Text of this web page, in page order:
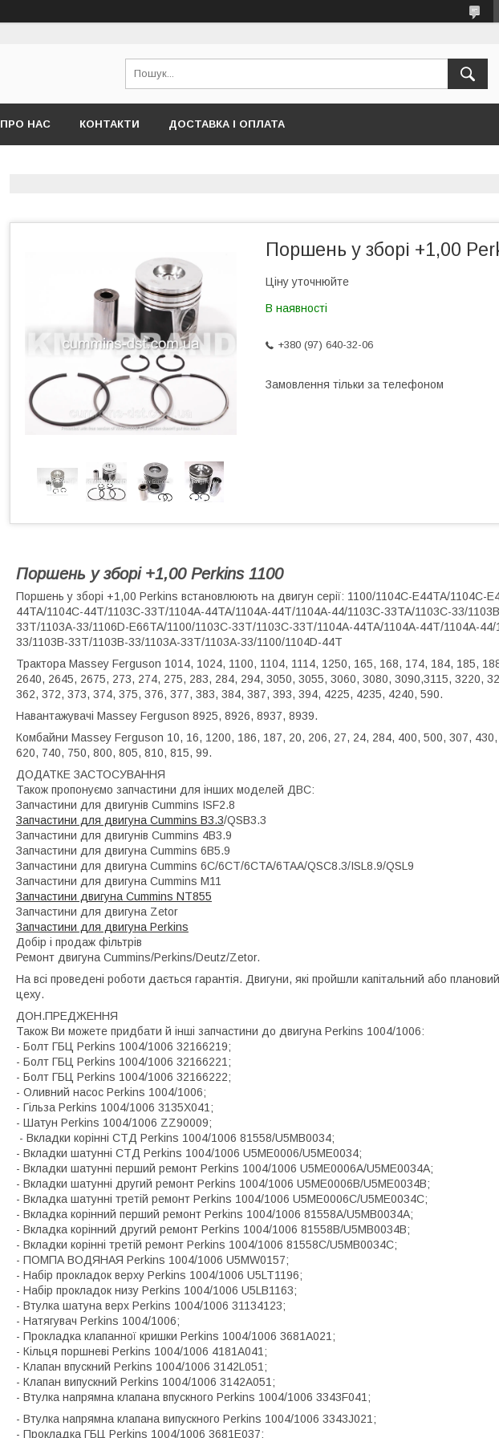
ПРО НАС КОНТАКТИ ДОСТАВКА І ОПЛАТА
Поршень у зборі +1,00
Ціну уточнюйте
В наявності
+380 (97) 640-32-06
Замовлення тільки за телефоном
Поршень у зборі +1,00 Perkins 1100
Поршень у зборі +1,00 Perkins встановлюють на двигун серії: 1100/1104C-E44TA/1104C-
44TA/1104C-44T/1103C-33T/1104A-44TA/1104A-44T/1104A-44/1103C-33TA/1103C-33/
33T/1103A-33/1106D-E66TA/1100/1103C-33T/1103C-33T/1104A-44TA/1104A-44T/1104A-44/
33/1103B-33T/1103B-33/1103A-33T/1103A-33/1100/1104D-44T
Трактора Massey Ferguson 1014, 1024, 1100, 1104, 1114, 1250, 165, 168, 174, 184, 185,
2640, 2645, 2675, 273, 274, 275, 283, 284, 294, 3050, 3055, 3060, 3080, 3090,3115, 3220,
362, 372, 373, 374, 375, 376, 377, 383, 384, 387, 393, 394, 4225, 4235, 4240, 590.
Навантажувачі Massey Ferguson 8925, 8926, 8937, 8939.
Комбайни Massey Ferguson 10, 16, 1200, 186, 187, 20, 206, 27, 24, 284, 400, 500, 307,
620, 740, 750, 800, 805, 810, 815, 99.
ДОДАТКЕ ЗАСТОСУВАННЯ
Також пропонуємо запчастини для інших моделей ДВС:
Запчастини для двигунів Cummins ISF2.8
Запчастини для двигуна Cummins B3.3/QSB3.3
Запчастини для двигунів Cummins 4B3.9
Запчастини для двигуна Cummins 6B5.9
Запчастини для двигуна Cummins 6C/6CT/6CTA/6TAA/QSC8.3/ISL8.9/QSL9
Запчастини для двигуна Cummins M11
Запчастини двигуна Cummins NT855
Запчастини для двигуна Zetor
Запчастини для двигуна Perkins
Добір і продаж фільтрів
Ремонт двигуна Cummins/Perkins/Deutz/Zetor.
На всі проведені роботи дається гарантія. Двигуни, які пройшли капітальний або
цеху.
ДОН.ПРЕДЖЕННЯ
Також Ви можете придбати й інші запчастини до двигуна Perkins 1004/1006:
- Болт ГБЦ Perkins 1004/1006 32166219;
- Болт ГБЦ Perkins 1004/1006 32166221;
- Болт ГБЦ Perkins 1004/1006 32166222;
- Оливний насос Perkins 1004/1006;
- Гільза Perkins 1004/1006 3135X041;
- Шатун Perkins 1004/1006 ZZ90009;
- Вкладки корінні СТД Perkins 1004/1006 81558/U5MB0034;
- Вкладки шатунні СТД Perkins 1004/1006 U5ME0006/U5ME0034;
- Вкладки шатунні перший ремонт Perkins 1004/1006 U5ME0006A/U5ME0034A;
- Вкладки шатунні другий ремонт Perkins 1004/1006 U5ME0006B/U5ME0034B;
- Вкладка шатунні третій ремонт Perkins 1004/1006 U5ME0006C/U5ME0034C;
- Вкладка корінний перший ремонт Perkins 1004/1006 81558A/U5MB0034A;
- Вкладка корінний другий ремонт Perkins 1004/1006 81558B/U5MB0034B;
- Вкладки корінні третій ремонт Perkins 1004/1006 81558C/U5MB0034C;
- ПОМПА ВОДЯНАЯ Perkins 1004/1006 U5MW0157;
- Набір прокладок верху Perkins 1004/1006 U5LT1196;
- Набір прокладок низу Perkins 1004/1006 U5LB1163;
- Втулка шатуна верх Perkins 1004/1006 31134123;
- Натягувач Perkins 1004/1006;
- Прокладка клапанної кришки Perkins 1004/1006 3681A021;
- Кільця поршневі Perkins 1004/1006 4181A041;
- Клапан впускний Perkins 1004/1006 3142L051;
- Клапан випускний Perkins 1004/1006 3142A051;
- Втулка напрямна клапана впускного Perkins 1004/1006 3343F041;
- Втулка напрямна клапана випускного Perkins 1004/1006 3343J021;
- Прокладка ГБЦ Perkins 1004/1006 3681E037;